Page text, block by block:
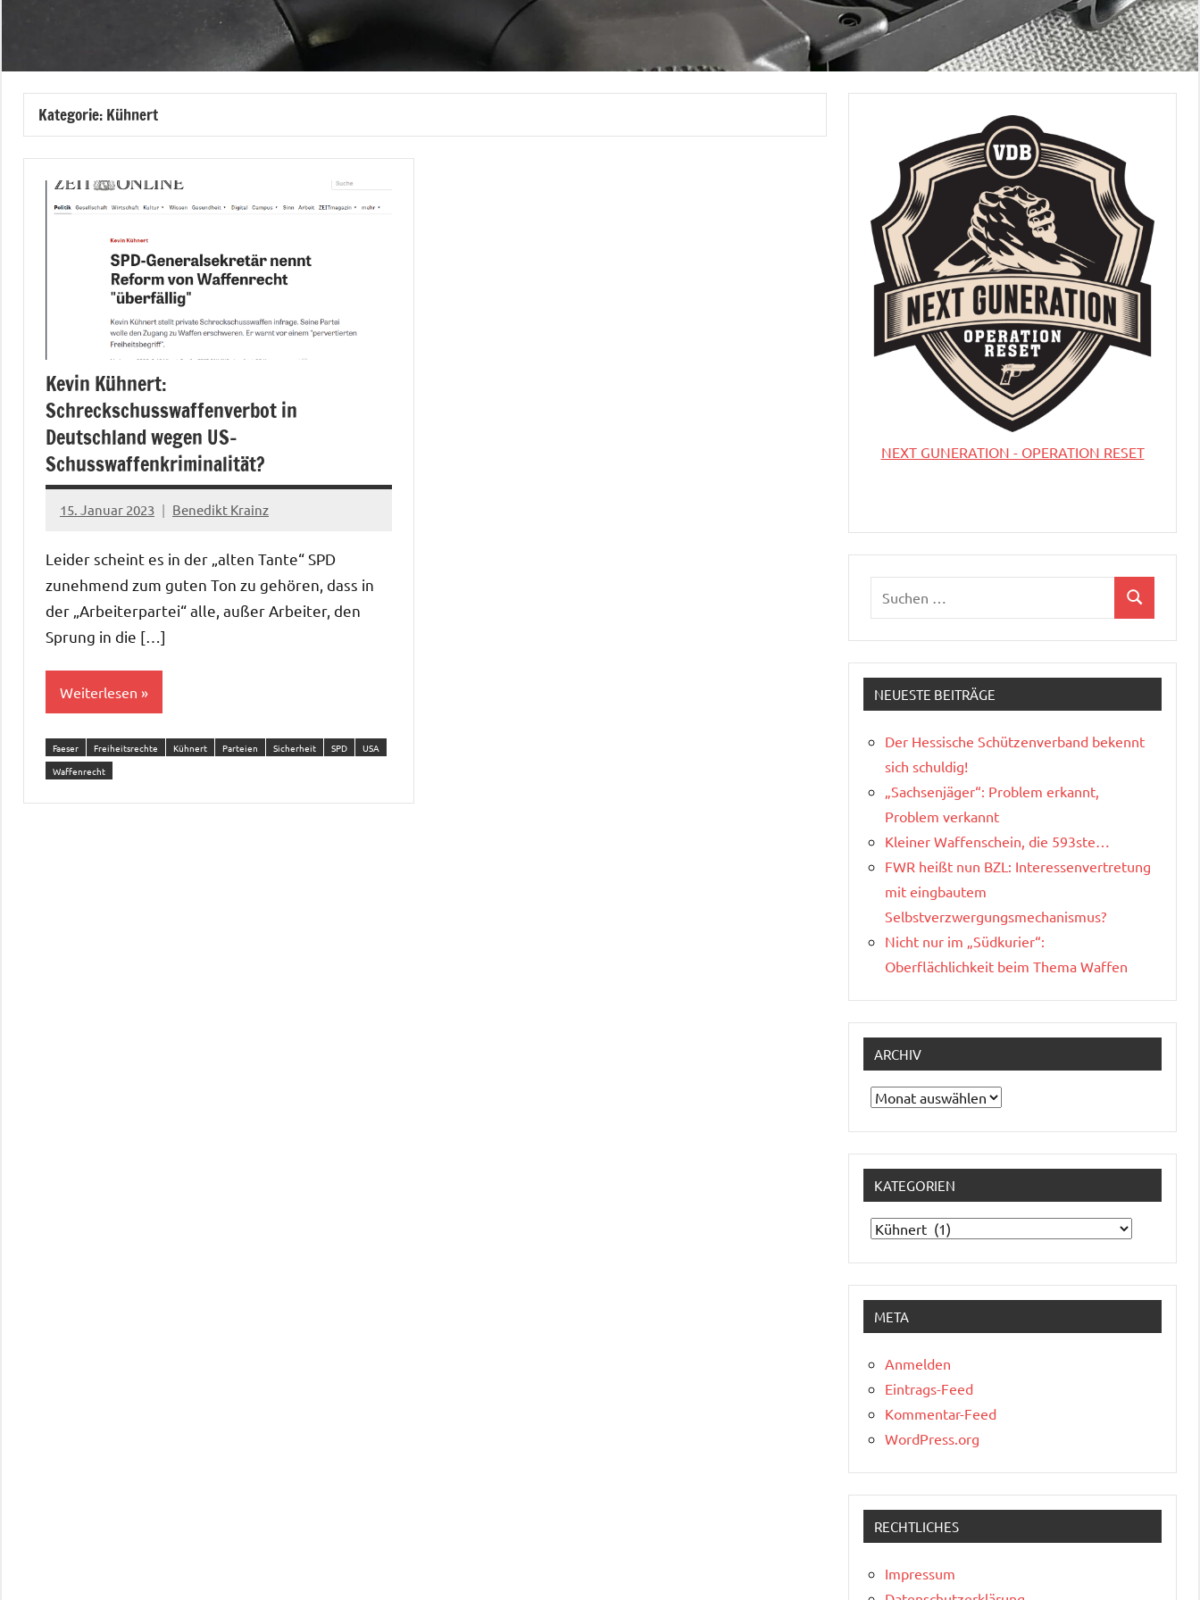
Kategorie: Kühnert
Kevin Kühnert:
Schreckschusswaffenverbot in
Deutschland wegen US-
Schusswaffenkriminalität?
15. Januar 2023 Benedikt Krainz
Leider scheint es in der „alten Tante“ SPD
zunehmend zum guten Ton zu gehören, dass in
der „Arbeiterpartei“ alle, außer Arbeiter, den
Sprung in die […]
Weiterlesen
Faeser Freiheitsrechte Kühnert Parteien Sicherheit SPD
USA
Waffenrecht
NEXT GUNERATION - OPERATION RESET
Suchen
NEUESTE BEITRÄGE
Der Hessische Schützenverband bekennt
sich schuldig!
„Sachsenjäger“: Problem erkannt,
Problem verkannt
Kleiner Waffenschein, die 593ste…
FWR heißt nun BZL: Interessenvertretung
mit eingbautem
Selbstverzwergungsmechanismus?
Nicht nur im „Südkurier“:
Oberflächlichkeit beim Thema Waffen
ARCHIV
Archiv
KATEGORIEN
Kategorien
META
Anmelden
Eintrags-Feed
Kommentar-Feed
WordPress.org
RECHTLICHES
Impressum